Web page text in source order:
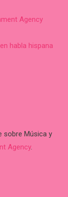
Agency
habla hispana
sobre Música y
Agency.